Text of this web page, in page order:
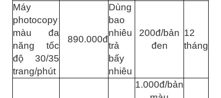
Máy
photocopy
màu đa
năng tốc
độ 30/35
trang/phút
890.000đ
Dùng
bao
nhiêu
trả
bấy
nhiêu
200đ/bản
đen
12
tháng
1.000đ/bản